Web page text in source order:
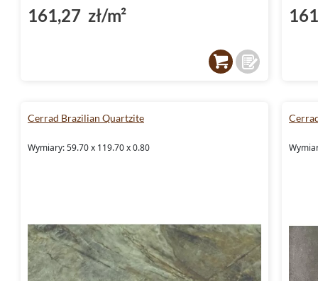
161,27 zł/m²
Cerrad Brazilian Quartzite
Wymiary: 59.70 x 119.70 x 0.80